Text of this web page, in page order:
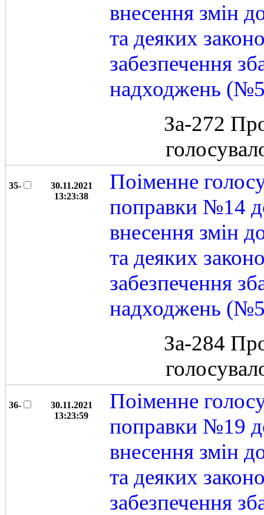
внесення змін
та деяких
забезпечення
надходжень
За-272
35-
30.11.2021
13:23:38
Поіменне
поправки №14
внесення змін
та деяких
забезпечення
надходжень
За-284
36-
30.11.2021
13:23:59
Поіменне
поправки №19
внесення змін
та деяких
забезпечення